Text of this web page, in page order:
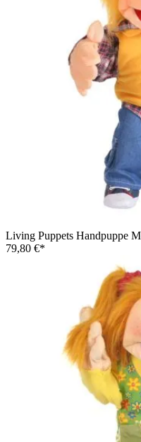
Living Puppets Handpuppe
79,80 €*